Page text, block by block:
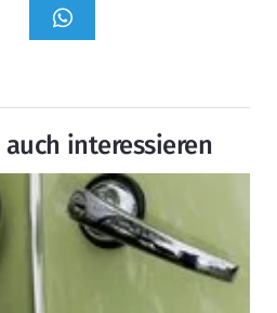
interessieren